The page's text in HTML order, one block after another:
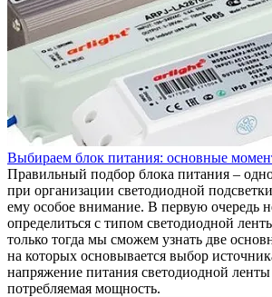
Выбираем блок питания: основные
Правильный подбор блока питания –
при организации светодиодной
ему особое внимание. В первую очередь
определиться с типом светодиодной
только тогда мы сможем узнать две
на которых основывается выбор
напряжение питания светодиодной
потребляемая мощность.